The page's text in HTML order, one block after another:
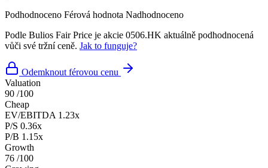
Podhodnoceno Férová hodnota Nadhodnoceno
Podle Bulios Fair Price je akcie 0506.HK aktuálně podhodnocená
vůči své tržní ceně. Jak to funguje?
Odemknout férovou cenu
Valuation
90 /100
Cheap
EV/EBITDA 1.23x
P/S 0.36x
P/B 1.15x
Growth
76 /100